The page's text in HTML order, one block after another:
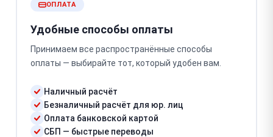
ОПЛАТА
Удобные способы оплаты
Принимаем все распространённые способы
оплаты — выбирайте тот, который удобен вам.
Наличный расчёт
Безналичный расчёт для юр. лиц
Оплата банковской картой
СБП — быстрые переводы